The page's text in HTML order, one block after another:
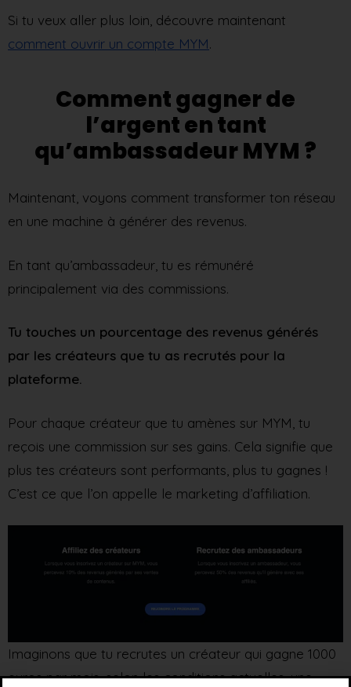
Si tu veux aller plus loin, découvre maintenant
comment ouvrir un compte MYM.
Comment gagner de
l’argent en tant
qu’ambassadeur MYM ?
Maintenant, voyons comment transformer ton réseau
en une machine à générer des revenus.
En tant qu’ambassadeur, tu es rémunéré
principalement via des commissions.
Tu touches un pourcentage des revenus générés
par les créateurs que tu as recrutés pour la
plateforme.
Pour chaque créateur que tu amènes sur MYM, tu
reçois une commission sur ses gains. Cela signifie que
plus tes créateurs sont performants, plus tu gagnes !
C’est ce que l’on appelle le marketing d’affiliation.
Imaginons que tu recrutes un créateur qui gagne 1000
euros par mois, selon les conditions actuelles, une